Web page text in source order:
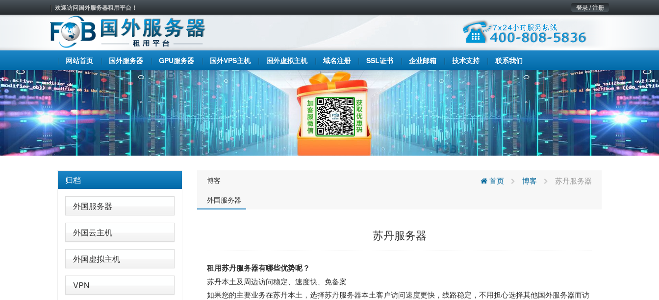
欢迎访问国外服务器租用平台！ 登录 / 注册
网站首页 国外服务器 GPU服务器 国外VPS主机 国外虚拟主机 域名注册 SSL证书 企业邮箱 技术支持 联系我们
归档
外国服务器
外国云主机
外国虚拟主机
VPN
博客
外国服务器
首页 博客 苏丹服务器
苏丹服务器
租用苏丹服务器有哪些优势呢？
苏丹本土及周边访问稳定、速度快、免备案
如果您的主要业务在苏丹本土，选择苏丹服务器本土客户访问速度更快，线路稳定，不用担心选择其他国外服务器而访